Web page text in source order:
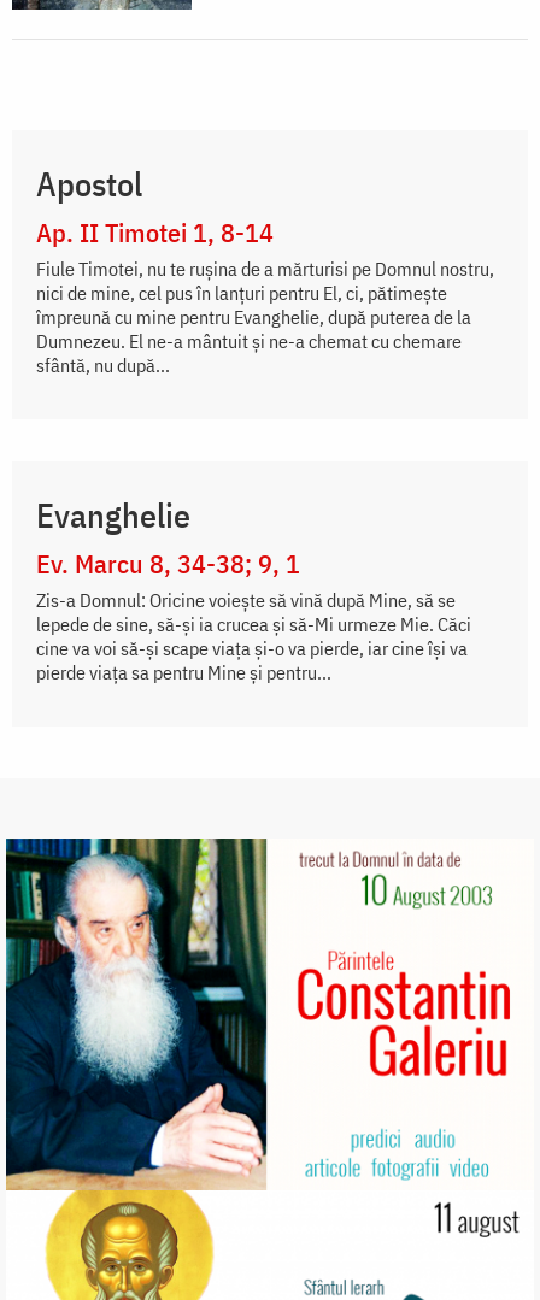
Apostol
Ap. II Timotei 1, 8-14
Fiule Timotei, nu te ruşina de a mărturisi pe Domnul nostru,
nici de mine, cel pus în lanţuri pentru El, ci, pătimeşte
împreună cu mine pentru Evanghelie, după puterea de la
Dumnezeu. El ne-a mântuit şi ne-a chemat cu chemare
sfântă, nu după...
Evanghelie
Ev. Marcu 8, 34-38; 9, 1
Zis-a Domnul: Oricine voiește să vină după Mine, să se
lepede de sine, să-și ia crucea și să-Mi urmeze Mie. Căci
cine va voi să-și scape viața și-o va pierde, iar cine își va
pierde viața sa pentru Mine și pentru...